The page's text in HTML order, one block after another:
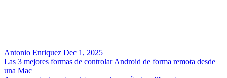
Antonio Enriquez Dec 1, 2025
Las 3 mejores formas de controlar Android de forma remota desde
una Mac